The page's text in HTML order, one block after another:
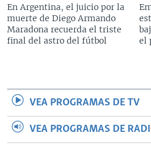
En Argentina, el juicio por la
muerte de Diego Armando
Maradona recuerda el triste
final del astro del fútbol
el
VEA PROGRAMAS DE TV
VEA PROGRAMAS DE